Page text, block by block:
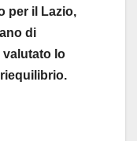
per il Lazio,
di
valutato lo